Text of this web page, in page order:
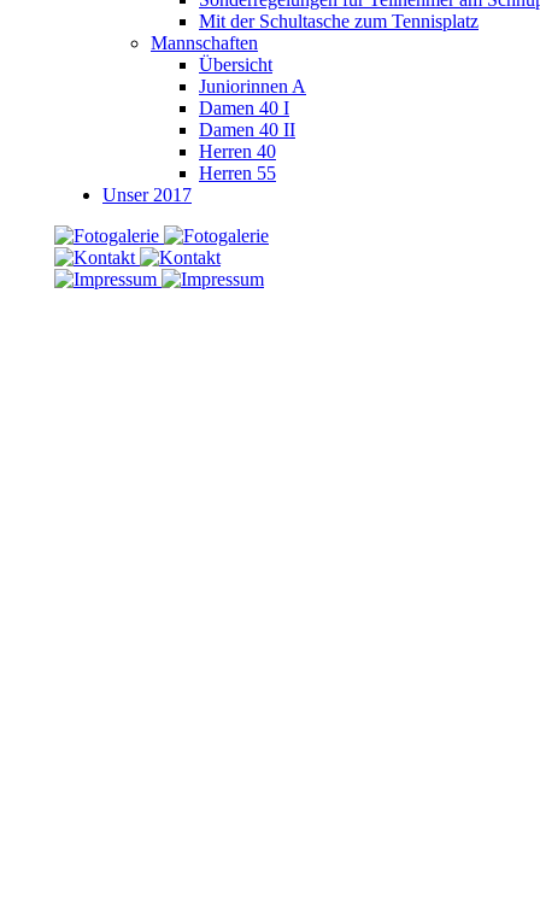
Mit der Schultasche zum Tennisplatz
Mannschaften
Übersicht
Juniorinnen A
Damen 40 I
Damen 40 II
Herren 40
Herren 55
Unser 2017